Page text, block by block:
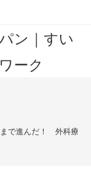
ン｜すい
ーク
で進んだ！ 外科療法